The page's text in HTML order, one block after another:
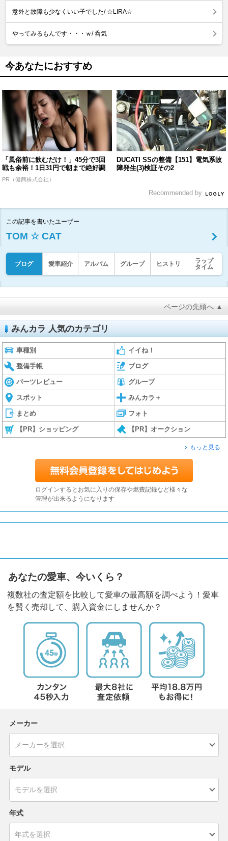
意外と故障も少なくいい子でした/ ☆LIRA☆
やってみるもんです・・・ｗ/ 呑気
今あなたにおすすめ
「風俗前に飲むだけ！」45分で3回
戦も余裕！1日31円で朝まで絶好調
PR（健商株式会社）
DUCATI SSの整備【151】電気系故
障発生(3)検証その2
Recommended by
この記事を書いたユーザー
TOM ☆ CAT
ブログ 愛車紹介 アルバム グループ ヒストリ
ラップ
タイム
ページの先頭へ ▲
みんカラ 人気のカテゴリ
車種別 イイね！
整備手帳 ブログ
パーツレビュー グループ
スポット みんカラ＋
まとめ フォト
【PR】ショッピング 【PR】オークション
もっと見る
ログインするとお気に入りの保存や燃費記録など様々な
管理が出来るようになります
あなたの愛車、今いくら？
複数社の査定額を比較して愛車の最高額を調べよう！愛車
を賢く売却して、購入資金にしませんか？
メーカー
モデル
年式